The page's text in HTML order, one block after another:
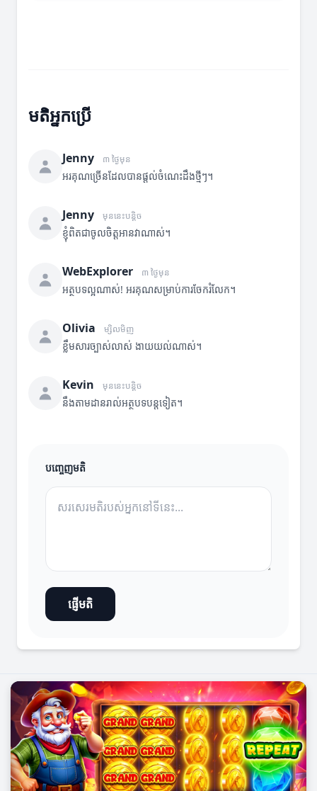
មតិអ្នកប្រើ
Jenny ៣ ថ្ងៃមុន
អរគុណច្រើនដែលបានផ្តល់ចំណេះដឹងថ្មីៗ។
Jenny មុននេះបន្តិច
ខ្ញុំពិតជាចូលចិត្តអានវាណាស់។
WebExplorer ៣ ថ្ងៃមុន
អត្ថបទល្អណាស់! អរគុណសម្រាប់ការចែករំលែក។
Olivia ម្សិលមិញ
ខ្លឹមសារច្បាស់លាស់ ងាយយល់ណាស់។
Kevin មុននេះបន្តិច
នឹងតាមដានរាល់អត្ថបទបន្តទៀត។
បញ្ចេញមតិ
ផ្ញើមតិ